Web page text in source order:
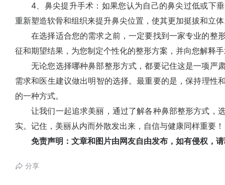
4、鼻尖提升手术：如果您认为自己的鼻尖过低或下垂
重新塑造软骨和组织来提升鼻尖位置，使其更加挺拔和立
在选择适合您的需求之前，一定要找到一家专业的整
征和期望结果，为您制定个性化的整形方案，并向您解释
无论您选择哪种鼻部整形方式，都要记住这是一项严
需求和医生建议做出明智的选择。最重要的是，保持理性
的一种方式。
让我们一起追求美丽，通过了解各种鼻部整形方式，
实。记住，美丽从内而外散发出来，自信与健康同样重要！
免责声明：文章和图片由网友自由发布，如有侵权，
分享